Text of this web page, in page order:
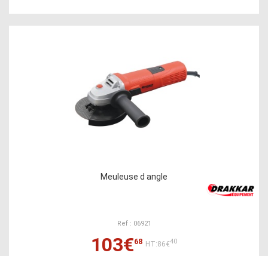
Meuleuse d angle
Ref : 06921
103€68 HT:86€40